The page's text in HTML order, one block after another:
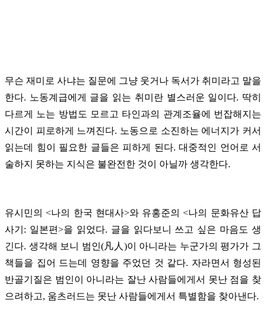
무슨 재미로 사냐는 질문에 그냥 웃거나 독서가 취미라고 말을
한다. 노동계급에게 글을 읽는 취미란 별스러운 일이다. 딱히
다르게 노는 방법도 모르고 타인과의 관계조율에 번잡해지는
시간이 피로하게 느껴진다. 노동으로 소진하는 에너지가 커서
읽는데 힘이 필요한 글들은 피하게 된다. 대중적인 언어로 서
술하지 못하는 지식은 불완전한 것이 아닐까 생각한다.
유시민의 <나의 한국 현대사>와 유홍준의 <나의 문화유산 답
사기: 일본편>을 읽었다. 글을 읽다보니 쓰고 싶은 마음도 생
긴다. 생각해 보니 범인(凡人)이 아니라는 누군가의 평가가 그
책들을 집어 드는데 영향을 주었던 것 같다. 자라면서 형성된
반골기질은 범인이 아니라는 잘난 사람들에게서 못난 점을 찾
으려하고, 움츠러드는 못난 사람들에게서 특별함을 찾아낸다.